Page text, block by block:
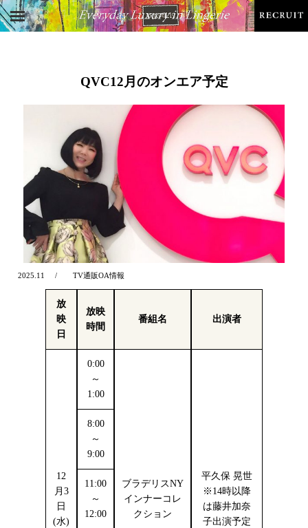
QVC12月のオンエア予定
2025.11 TV通販OA情報
放
映
日
放映
時間
番組名 出演者
12
月3
日
(水)
0:00
～
1:00
ブラデリスNY
インナーコレ
クション
平久保 晃世
※14時以降
は藤井加奈
子出演予定
8:00
～
9:00
11:00
～
12:00